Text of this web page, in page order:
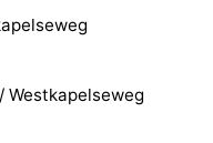
Westkapelseweg